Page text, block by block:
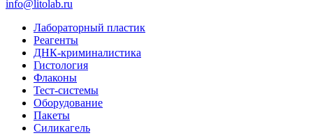
info@litolab.ru
Лабораторный пластик
Реагенты
ДНК-криминалистика
Гистология
Флаконы
Тест-системы
Оборудование
Пакеты
Силикагель